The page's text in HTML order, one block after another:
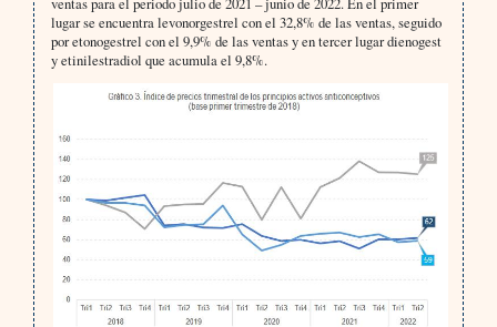
lugar se encuentra levonorgestrel con el 32,8% de las ventas, seguido
por etonogestrel con el 9,9% de las ventas y en tercer lugar dienogest
y etinilestradiol que acumula el 9,8%.